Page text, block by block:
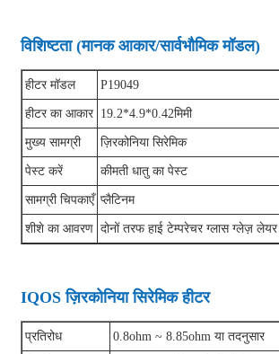
विशिष्टता (मानक आकार/सार्वभौमिक मॉडल)
हीटर मॉडल P19049
हीटर का आकार 19.2*4.9*0.42मिमी
मुख्य सामग्री ज़िरकोनिया सिरेमिक
पेस्ट करें कीमती धातु का पेस्ट
सामग्री चिपकाएँ प्लैटिनम
शीशे का आवरण दोनों तरफ हाई टेम्परेचर ग्लास ग्लेज़ लेयर
IQOS ज़िरकोनिया सिरेमिक हीटर
प्रतिरोध 0.8ohm ~ 8.85ohm या तदनुसार